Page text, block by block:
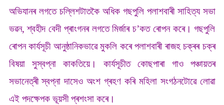
অভিযানৰ লগতে চল্লিশটাতকৈ অধিক গছপুলি পলাশবাৰী সাহিত্য সভা
ভৱন, শ্বহীদ বেদী প্ৰাংগনৰ লগতে মিৰ্জাৰ চ’কত ৰোপন কৰে। গছপুলি
ৰোপন কাৰ্যসূচী আনুষ্ঠানিকভাৱে মুকলি কৰে পলাশবাৰী ৰাজহ চক্ৰৰ চক্ৰ
বিষয়া সুস্বপ্না কাকতিয়ে। কাৰ্যসূচীত কোছপাৰা গাও পঞ্চায়তৰ
সভানেত্ৰী স্বপ্না দাসেও অংশ গ্ৰহণ কৰি মহিলা সংগঠনটোৱে লোৱা
এই পদক্ষেপক ভূয়সী প্ৰশংসা কৰে।